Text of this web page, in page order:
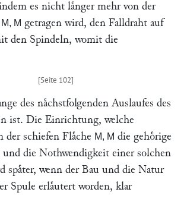
es nicht laͤnger mehr von der
M, M getragen wird, den Falldraht auf
den Spindeln, womit die
des naͤchstfolgenden Auslaufes des
ist. Die Einrichtung, welche
der schiefen Flaͤche M, M die gehoͤrige
und die Nothwendigkeit einer solchen
spaͤter, wenn der Bau und die Natur
Spule erlaͤutert worden, klar